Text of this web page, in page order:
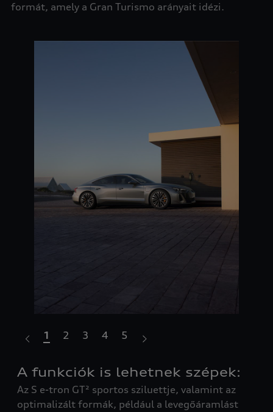
formát, amely a Gran Turismo arányait idézi.
A funkciók is lehetnek szépek:
Az S e-tron GT² sportos sziluettje, valamint az
optimalizált formák, például a levegőáramlást
1 2 3 4 5